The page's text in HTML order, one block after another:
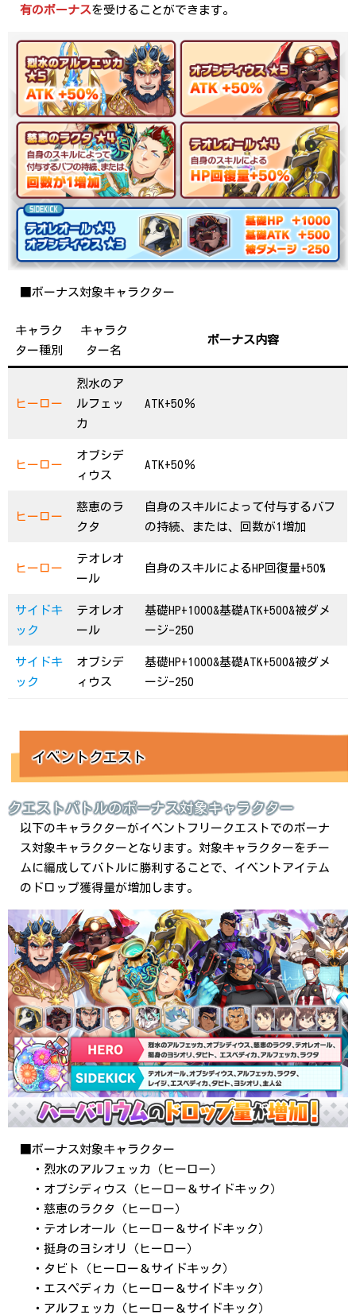
有のボーナスを受けることができます。
■ボーナス対象キャラクター
キャラク
ター種別
キャラク
ター名
ボーナス内容
ヒーロー
烈水のア
ルフェッ
カ
ATK+50％
ヒーロー
オブシデ
ィウス
ATK+50％
ヒーロー
慈恵のラ
クタ
自身のスキルによって付与するバフ
の持続、または、回数が1増加
ヒーロー
テオレオ
ール
自身のスキルによるHP回復量+50%
サイドキ
ック
テオレオ
ール
基礎HP+1000&基礎ATK+500&被ダメ
ージ-250
サイドキ
ック
オブシデ
ィウス
基礎HP+1000&基礎ATK+500&被ダメ
ージ-250
イベントクエスト
クエストバトルのボーナス対象キャラクター
以下のキャラクターがイベントフリークエストでのボーナ
ス対象キャラクターとなります。対象キャラクターをチー
ムに編成してバトルに勝利することで、イベントアイテム
のドロップ獲得量が増加します。
■ボーナス対象キャラクター
・烈水のアルフェッカ（ヒーロー）
・オブシディウス（ヒーロー＆サイドキック）
・慈恵のラクタ（ヒーロー）
・テオレオール（ヒーロー＆サイドキック）
・挺身のヨシオリ（ヒーロー）
・タビト（ヒーロー＆サイドキック）
・エスペディカ（ヒーロー＆サイドキック）
・アルフェッカ（ヒーロー＆サイドキック）